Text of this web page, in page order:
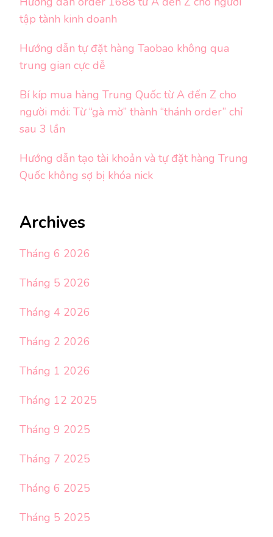
tập tành kinh doanh
Hướng dẫn tự đặt hàng Taobao không qua
trung gian cực dễ
Bí kíp mua hàng Trung Quốc từ A đến Z cho
người mới: Từ “gà mờ” thành “thánh order” chỉ
sau 3 lần
Hướng dẫn tạo tài khoản và tự đặt hàng Trung
Quốc không sợ bị khóa nick
Archives
Tháng 6 2026
Tháng 5 2026
Tháng 4 2026
Tháng 2 2026
Tháng 1 2026
Tháng 12 2025
Tháng 9 2025
Tháng 7 2025
Tháng 6 2025
Tháng 5 2025